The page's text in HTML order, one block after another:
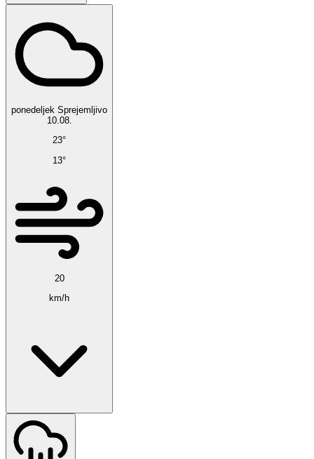
ponedeljek Sprejemljivo
10.08.
23°
13°
20
km/h